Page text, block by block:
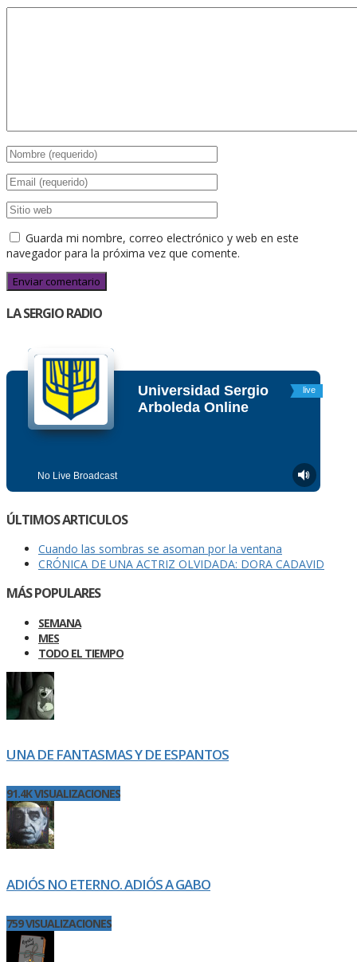
Guarda mi nombre, correo electrónico y web en este
navegador para la próxima vez que comente.
LA SERGIO RADIO
ÚLTIMOS ARTICULOS
Cuando las sombras se asoman por la ventana
CRÓNICA DE UNA ACTRIZ OLVIDADA: DORA CADAVID
MÁS POPULARES
SEMANA
MES
TODO EL TIEMPO
UNA DE FANTASMAS Y DE ESPANTOS
91.4K VISUALIZACIONES
ADIÓS NO ETERNO. ADIÓS A GABO
759 VISUALIZACIONES